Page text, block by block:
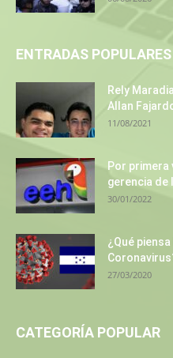
ENTRADAS POPULARES
Rely
Allan
11/08/2021
Por primera
gerencia de
30/01/2022
¿Qué
27/03/2020
CATEGORÍA POPULAR